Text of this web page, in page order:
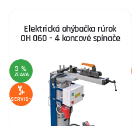
Elektrická ohýbačka rúrok
OH 060 - 4 koncové spínače
3 %
ZĽAVA
SERVIS+